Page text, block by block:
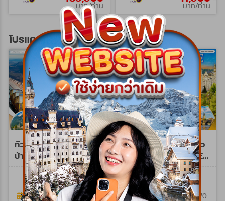
บาท/ท่าน บาท/ท่าน
โปรแกรมทัวร์ยุโรปตะวันออก
ทัวร์ยุโรปตะวันออก พักหมู่
บ้านฮัลสตัทท์ 10วัน
(LH+OS) Aug - Oct 26
WLH0210M
10วัน 7คืน
19 มิ.ย. 69 - 08 พ.ย. 69
ทัวร์ยุโรปตะวันออก เที่ยว
มรดกโลก 9 วัน (TG) SEP
26 - AUG 27
WTG0209E
9 วัน 6 คืน
19 ก.ย. 69 - 19 ส.ค. 70